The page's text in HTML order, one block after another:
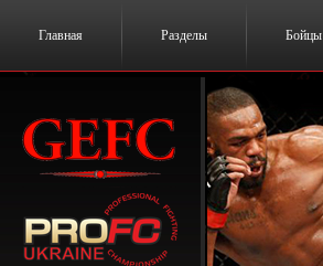
Главная Разделы Бойцы